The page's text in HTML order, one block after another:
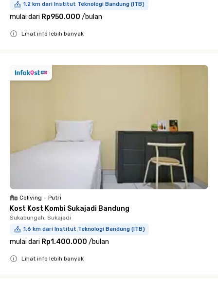
1.2 km dari Institut Teknologi Bandung (ITB)
mulai dari Rp950.000 /bulan
Lihat info lebih banyak
Coliving • Putri
Kost Kost Kombi Sukajadi Bandung
Sukabungah, Sukajadi
1.6 km dari Institut Teknologi Bandung (ITB)
mulai dari Rp1.400.000 /bulan
Lihat info lebih banyak